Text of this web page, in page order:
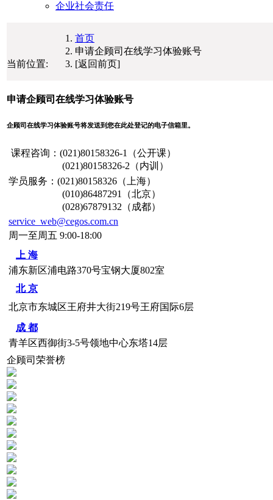
企业社会责任
当前位置:
首页
申请企顾司在线学习体验账号
[返回前页]
申请企顾司在线学习体验账号
企顾司在线学习体验账号将发送到您在此处登记的电子信箱里。
课程咨询：(021)80158326-1（公开课）
(021)80158326-2（内训）
学员服务： (021)80158326（上海）
(010)86487291（北京）
(028)67879132（成都）
service_web@cegos.com.cn
周一至周五 9:00-18:00
上 海
浦东新区浦电路370号宝钢大厦802室
北 京
北京市东城区王府井大街219号王府国际6层
成 都
青羊区西御街3-5号领地中心东塔14层
企顾司荣誉榜